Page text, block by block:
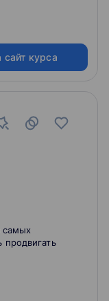
сайт курса
самых
продвигать